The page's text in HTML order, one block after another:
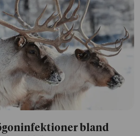
bland